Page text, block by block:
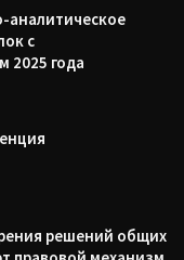
аналитическое
с
2025 года
решений общих